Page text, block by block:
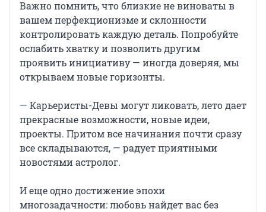
Важно помнить, что близкие не виноваты в
вашем перфекционизме и склонности
контролировать каждую деталь. Попробуйте
ослабить хватку и позволить другим
проявить инициативу — иногда доверяя, мы
открываем новые горизонты.
— Карьеристы-Девы могут ликовать, лето дает
прекрасные возможности, новые идеи,
проекты. Притом все начинания почти сразу
все складываются, — радует приятными
новостями астролог.
И еще одно достижение эпохи
многозадачности: любовь найдет вас без